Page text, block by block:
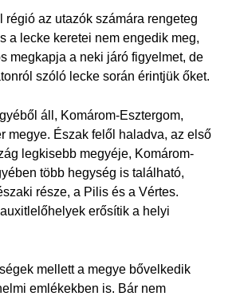
régió az utazók számára rengeteg
a lecke keretei nem engedik meg,
megkapja a neki járó figyelmet, de
szóló lecke során érintjük őket.
áll, Komárom-Esztergom,
megye. Észak felől haladva, az első
legkisebb megyéje, Komárom-
több hegység is található,
része, a Pilis és a Vértes.
erősítik a helyi
mellett a megye bővelkedik
emlékekben is. Bár nem